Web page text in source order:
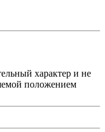
характер и не
положением